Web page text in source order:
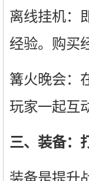
离线挂机：
经验。购买
篝火晚会：
玩家一起互
三、装备：
装备是提升